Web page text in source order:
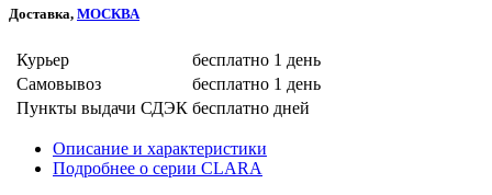
Доставка, МОСКВА
Курьер бесплатно 1 день
Самовывоз
бесплатно 1 день
Пункты выдачи СДЭК бесплатно дней
Описание и характеристики
Подробнее о серии CLARA